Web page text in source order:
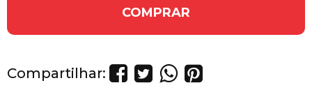
COMPRAR
Compartilhar: